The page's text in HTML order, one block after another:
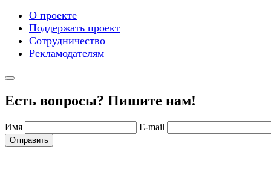
О проекте
Поддержать проект
Сотрудничество
Рекламодателям
Есть вопросы? Пишите нам!
Имя E-mail